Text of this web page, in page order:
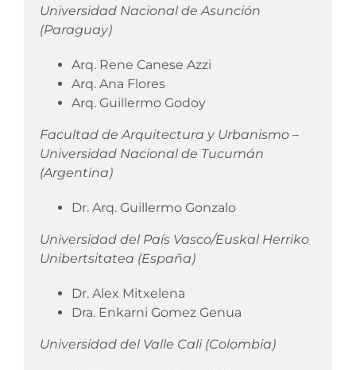
Universidad Nacional de Asunción
(Paraguay)
Arq. Rene Canese Azzi
Arq. Ana Flores
Arq. Guillermo Godoy
Facultad de Arquitectura y Urbanismo –
Universidad Nacional de Tucumán
(Argentina)
Dr. Arq. Guillermo Gonzalo
Universidad del País Vasco/Euskal Herriko
Unibertsitatea (España)
Dr. Alex Mitxelena
Dra. Enkarni Gomez Genua
Universidad del Valle Cali (Colombia)